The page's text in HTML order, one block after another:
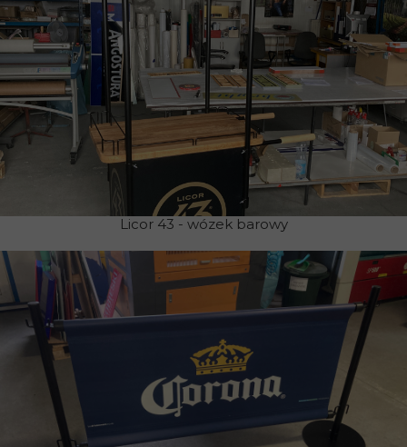
Licor 43 - wózek barowy